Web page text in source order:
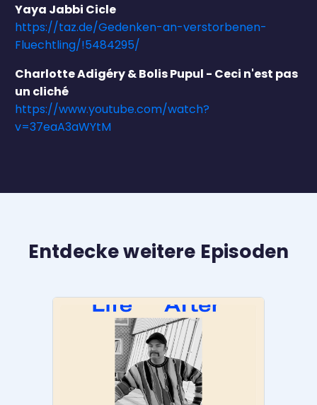
Yaya Jabbi Cicle
https://taz.de/Gedenken-an-verstorbenen-
Fluechtling/!5484295/
Charlotte Adigéry & Bolis Pupul - Ceci n'est pas
un cliché
https://www.youtube.com/watch?
v=37eaA3aWYtM
Entdecke weitere Episoden